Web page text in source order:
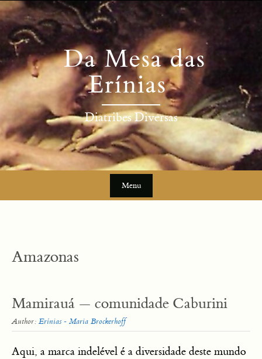
Skip
to
content
Da Mesa das
Erínias
Diatribes Diversas
Menu
Amazonas
Mamirauá — comunidade Caburini
Author: Erínias - Maria Brockerhoff
Aqui, a marca indelével é a diversidade deste mundo